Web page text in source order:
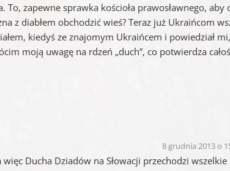
To, zapewne sprawka kościoła prawosławnego, aby
z diabłem obchodzić wieś? Teraz już Ukraińcom
kiedyś ze znajomym Ukraińcem i powiedział
moją uwagę na rdzeń „duch”, co potwierdza
8 grudnia 2013 o
Ducha Dziadów na Słowacji przechodzi